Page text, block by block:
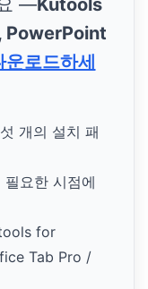
—Kutools
PowerPoint
운로드하세
섯 개의 설치 패
필요한 시점에
for
Tab Pro /